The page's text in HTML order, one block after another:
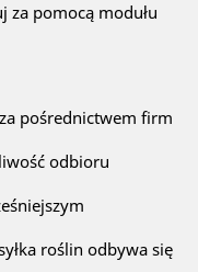
za pomocą modułu
pośrednictwem firm
odbioru
roślin odbywa się